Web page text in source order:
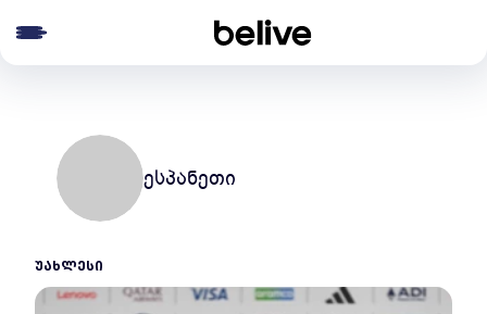
ესპანეთი
ᲣᲐᲮᲚᲔᲡᲘ